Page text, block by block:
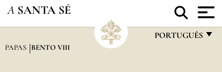
A SANTA SÉ
PORTUGUÊS
PAPAS BENTO VIII